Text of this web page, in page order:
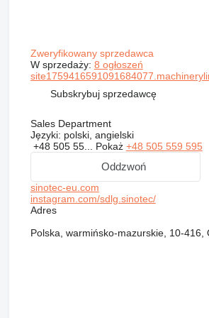
Zweryfikowany sprzedawca
W sprzedaży: 8 ogłoszeń
Subskrybuj sprzedawcę
Sales Department
Języki: polski, angielski
+48 505 55... Pokaż +48 505 559 595
Oddzwoń
sinotec-eu.com
instagram.com/sdlg.sinotec/
Adres
Polska, warmińsko-mazurskie, 10-416,